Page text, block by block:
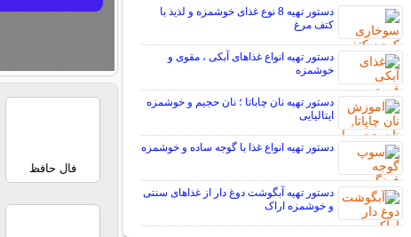
دستور تهیه 8 نوع غذای خوشمزه و لذیذ با
کتف مرغ
دستور تهیه انواع غذاهای آبکی ، مقوی و
خوشمزه
دستور تهیه نان چاباتا ؛ نان حجیم و خوشمزه
ایتالیایی
دستور تهیه انواع غذا با گوجه ساده و خوشمزه
دستور تهیه آبگوشت دوغ دار از غذاهای سنتی
و خوشمزه اراک
فال حافظ